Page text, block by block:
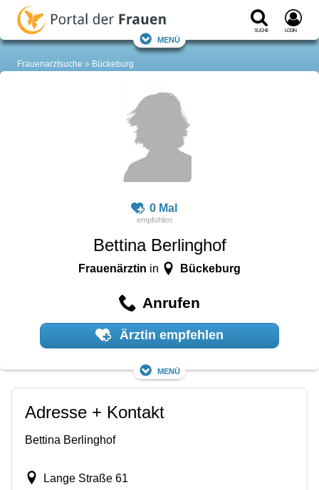
Suche Login
Menü
Frauenarztsuche Bückeburg
0 Mal
Bettina Berlinghof
Frauenärztin in Bückeburg
Anrufen
Ärztin empfehlen
Menü
Adresse + Kontakt
Bettina Berlinghof
Lange Straße 61